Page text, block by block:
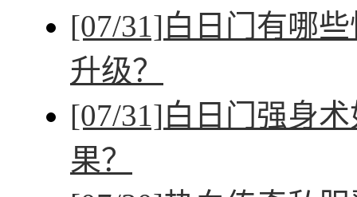
[07/31]白日门有哪
升级？
[07/31]白日门强身
果？